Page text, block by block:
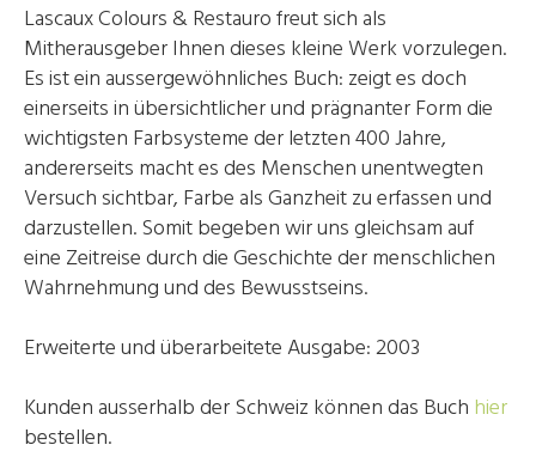
Lascaux Colours & Restauro freut sich als
Mitherausgeber Ihnen dieses kleine Werk vorzulegen.
Es ist ein aussergewöhnliches Buch: zeigt es doch
einerseits in übersichtlicher und prägnanter Form die
wichtigsten Farbsysteme der letzten 400 Jahre,
andererseits macht es des Menschen unentwegten
Versuch sichtbar, Farbe als Ganzheit zu erfassen und
darzustellen. Somit begeben wir uns gleichsam auf
eine Zeitreise durch die Geschichte der menschlichen
Wahrnehmung und des Bewusstseins.
Erweiterte und überarbeitete Ausgabe: 2003
Kunden ausserhalb der Schweiz können das Buch hier
bestellen.